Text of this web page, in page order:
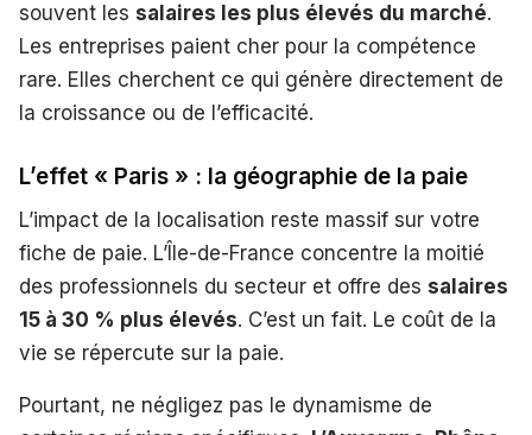
souvent les salaires les plus élevés du marché.
Les entreprises paient cher pour la compétence
rare. Elles cherchent ce qui génère directement de
la croissance ou de l’efficacité.
L’effet « Paris » : la géographie de la paie
L’impact de la localisation reste massif sur votre
fiche de paie. L’Île-de-France concentre la moitié
des professionnels du secteur et offre des salaires
15 à 30 % plus élevés. C’est un fait. Le coût de la
vie se répercute sur la paie.
Pourtant, ne négligez pas le dynamisme de